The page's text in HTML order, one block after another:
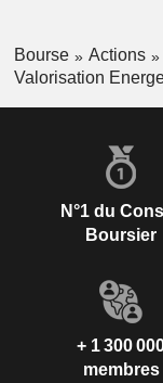
Bourse Actions
Valorisation
N°1 du
Boursier
+ 1 300
membres